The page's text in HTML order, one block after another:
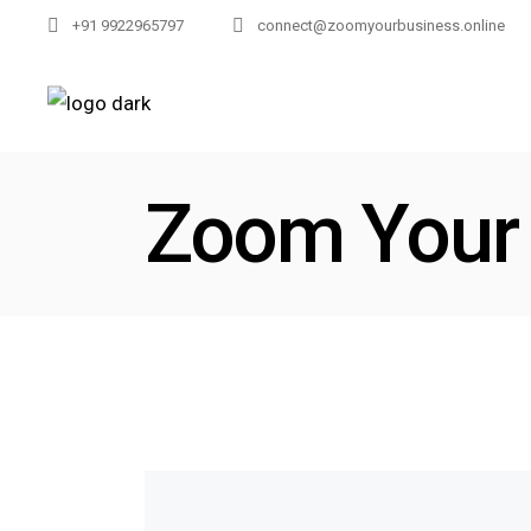
+91 9922965797 connect@zoomyourbusiness.online
Zoom